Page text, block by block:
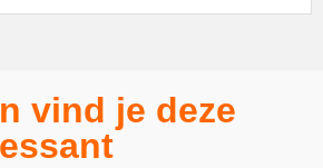
vind je deze